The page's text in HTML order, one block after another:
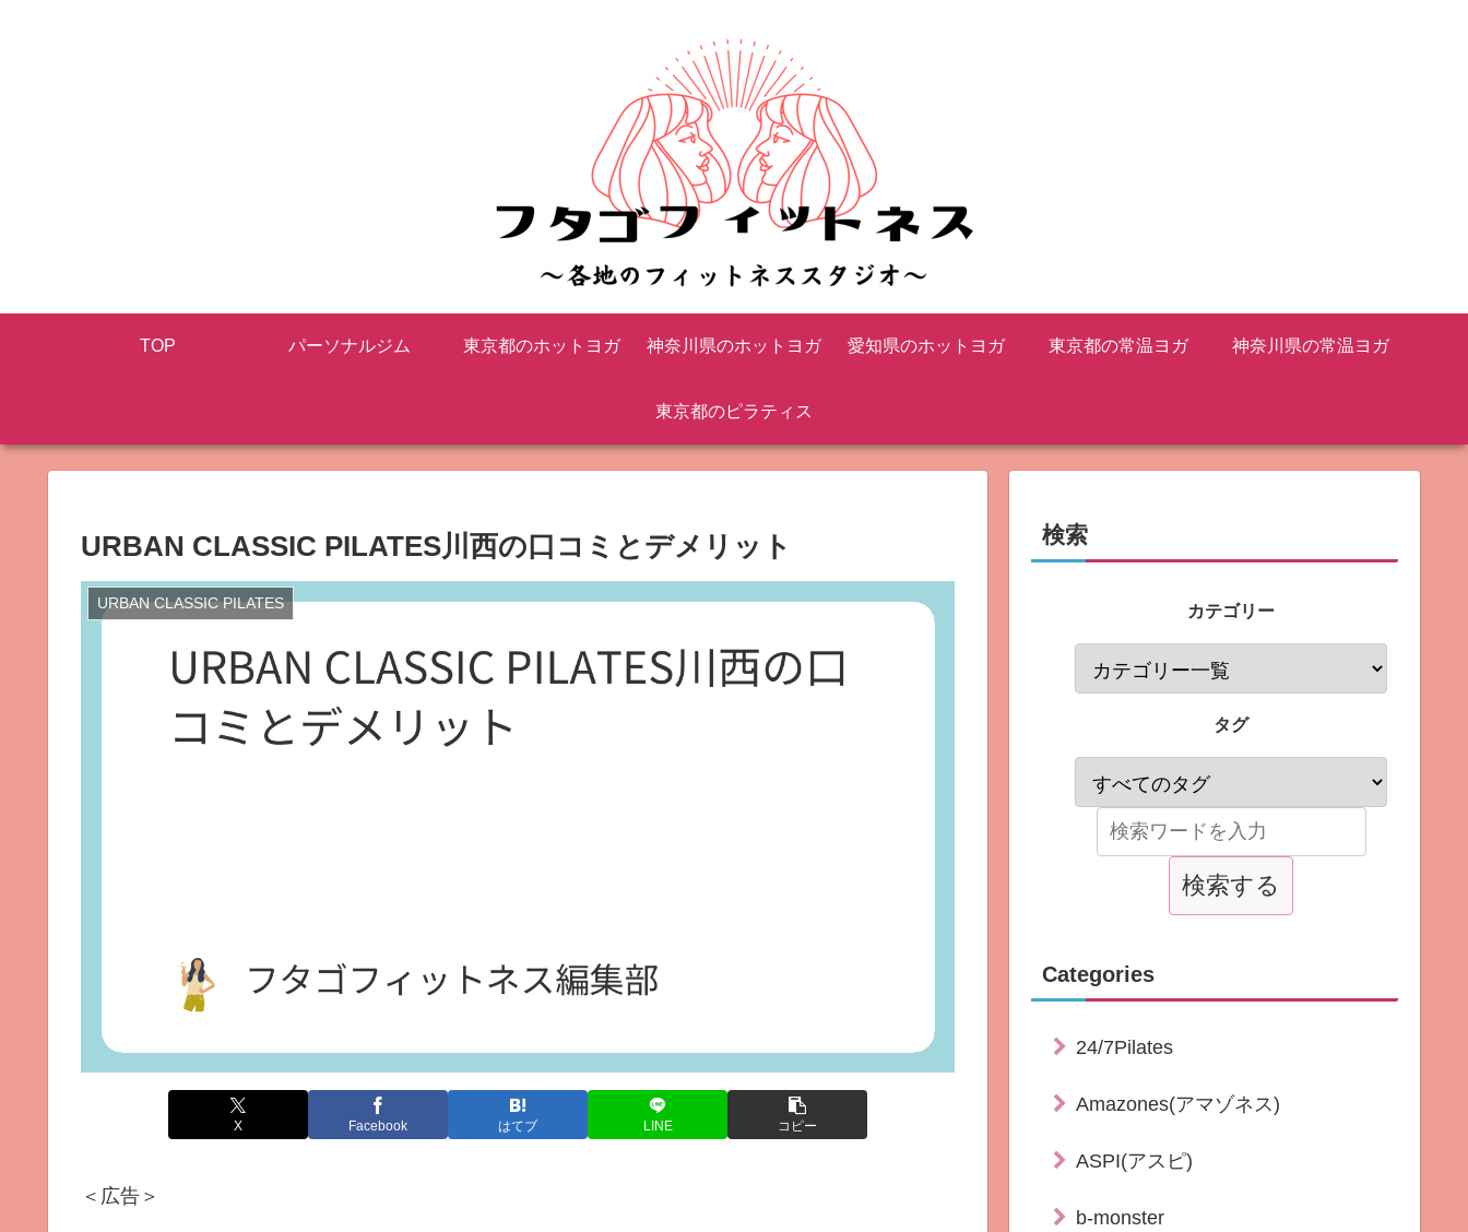
TOP パーソナルジム 東京都のホットヨガ 神奈川県のホットヨガ 愛知県のホットヨガ 東京都の常温ヨガ 神奈川県の常温ヨガ
東京都のピラティス
URBAN CLASSIC PILATES川西の口コミとデメリット
URBAN CLASSIC PILATES
X Facebook はてブ LINE コピー
＜広告＞
検索
カテゴリー
タグ
Categories
24/7Pilates
Amazones(アマゾネス)
ASPI(アスピ)
b-monster